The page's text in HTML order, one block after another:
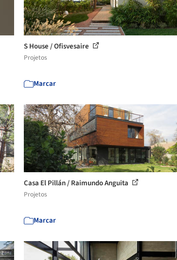
S House / Ofisvesaire
Projetos
Marcar
Casa El Pillán / Raimundo Anguita
Projetos
Marcar